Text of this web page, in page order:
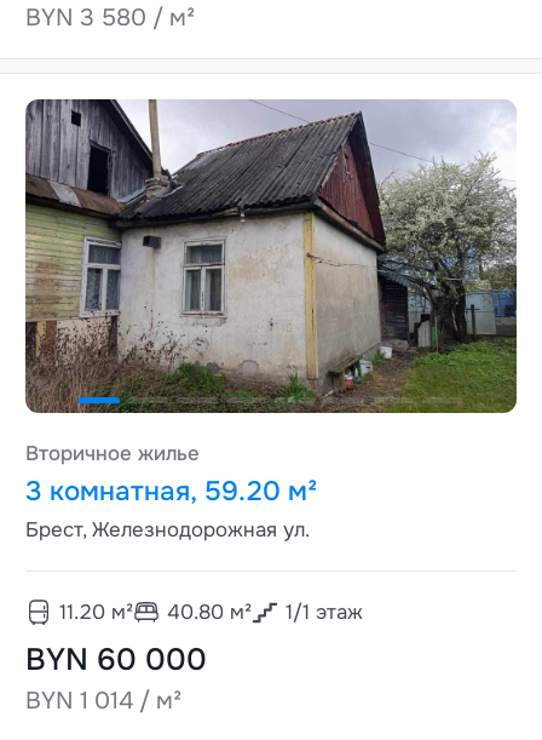
BYN 3 580 / м²
Вторичное жилье
3 комнатная, 59.20 м²
Брест, Железнодорожная ул.
11.20м² 40.80м² 1/1 этаж
BYN 60 000
BYN 1 014 / м²